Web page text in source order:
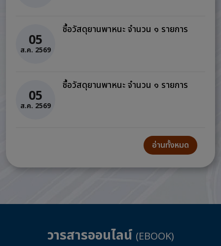
05
ส.ค. 2569
ซื้อวัสดุยานพาหนะ จำนวน ๑ รายการ
05
ส.ค. 2569
ซื้อวัสดุยานพาหนะ จำนวน ๑ รายการ
อ่านทั้งหมด
วารสารออนไลน์ (EBOOK)